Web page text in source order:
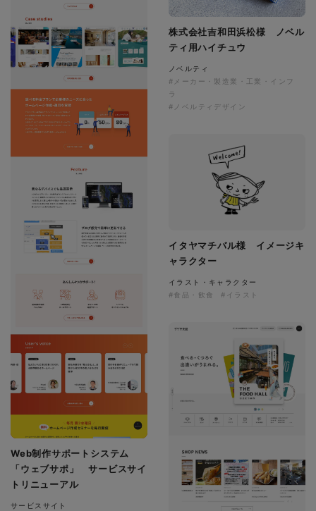
Web制作サポートシステム
「ウェブサポ」 サービスサイ
トリニューアル
サービスサイト
株式会社吉和田浜松様 ノベル
ティ用ハイチュウ
ノベルティ
#メーカー・製造業・工業・インフ
ラ
#ノベルティデザイン
イタヤマチバル様 イメージキ
ャラクター
イラスト・キャラクター
#食品・飲食
#イラスト